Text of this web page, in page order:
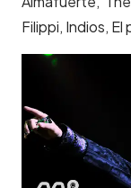
Filippi, Indios,